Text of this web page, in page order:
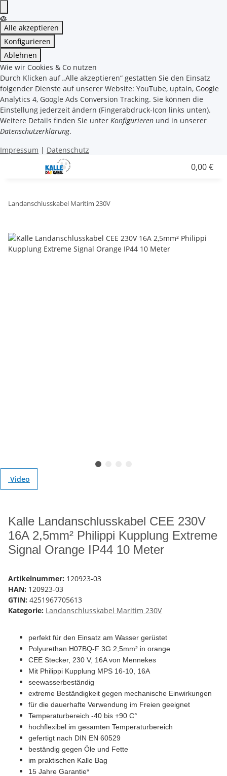
Alle akzeptieren
Konfigurieren
Ablehnen
Wie wir Cookies & Co nutzen
Durch Klicken auf „Alle akzeptieren“ gestatten Sie den Einsatz
folgender Dienste auf unserer Website: YouTube, uptain, Google
Analytics 4, Google Ads Conversion Tracking. Sie können die
Einstellung jederzeit ändern (Fingerabdruck-Icon links unten).
Weitere Details finden Sie unter Konfigurieren und in unserer
Datenschutzerklärung.
Impressum | Datenschutz
0,00 €
Landanschlusskabel Maritim 230V
Video
Kalle Landanschlusskabel CEE 230V
16A 2,5mm² Philippi Kupplung Extreme
Signal Orange IP44 10 Meter
Artikelnummer: 120923-03
HAN: 120923-03
GTIN: 4251967705613
Kategorie: Landanschlusskabel Maritim 230V
perfekt für den Einsatz am Wasser gerüstet
Polyurethan H07BQ-F 3G 2,5mm² in orange
CEE Stecker, 230 V, 16A von Mennekes
Mit Philippi Kupplung MPS 16-10, 16A
seewasserbeständig
extreme Beständigkeit gegen mechanische Einwirkungen
für die dauerhafte Verwendung im Freien geeignet
Temperaturbereich -40 bis +90 C°
hochflexibel im gesamten Temperaturbereich
gefertigt nach DIN EN 60529
beständig gegen Öle und Fette
im praktischen Kalle Bag
15 Jahre Garantie*